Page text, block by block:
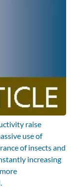
raise
use of
of insects and
increasing